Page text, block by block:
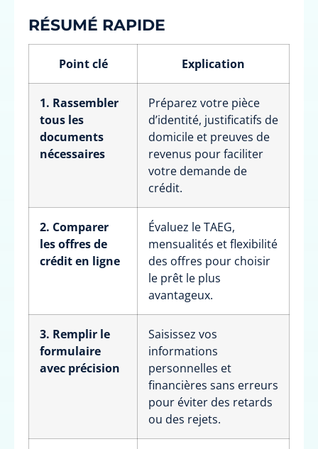
RÉSUMÉ RAPIDE
Point clé Explication
1. Rassembler
tous les
documents
nécessaires
Préparez votre pièce
d’identité, justificatifs de
domicile et preuves de
revenus pour faciliter
votre demande de
crédit.
2. Comparer
les offres de
crédit en ligne
Évaluez le TAEG,
mensualités et flexibilité
des offres pour choisir
le prêt le plus
avantageux.
3. Remplir le
formulaire
avec précision
Saisissez vos
informations
personnelles et
financières sans erreurs
pour éviter des retards
ou des rejets.